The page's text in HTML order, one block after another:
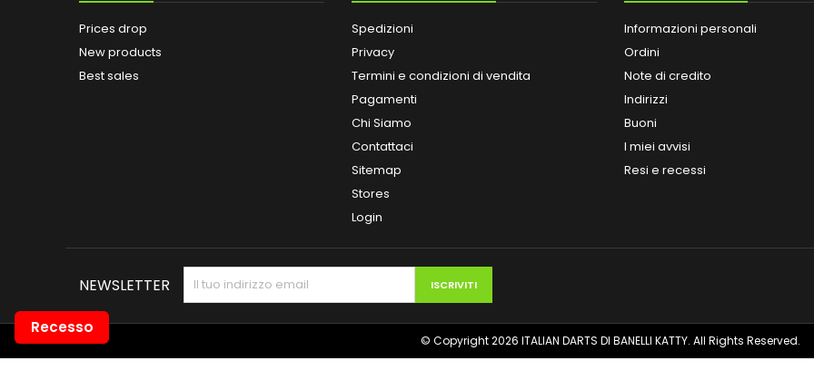
Prices drop
New products
Best sales
Spedizioni
Privacy
Termini e condizioni di vendita
Pagamenti
Chi Siamo
Contattaci
Sitemap
Stores
Login
Informazioni personali
Ordini
Note di credito
Indirizzi
Buoni
I miei avvisi
Resi e recessi
NEWSLETTER
© Copyright 2026 ITALIAN DARTS DI BANELLI KATTY. All Rights Reserved.
Recesso